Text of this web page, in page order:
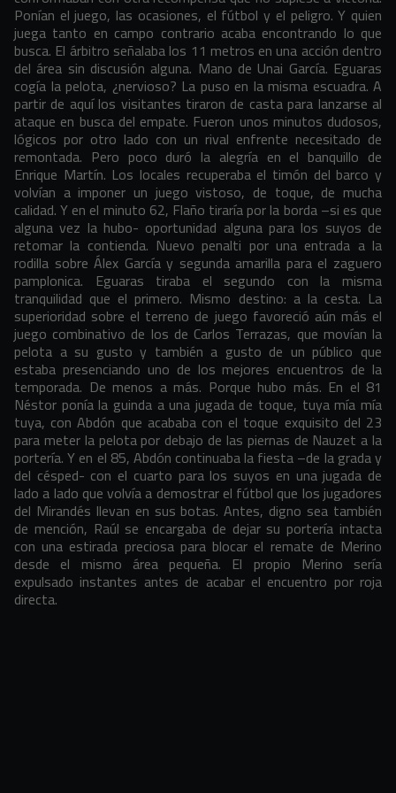
Ponían el juego, las ocasiones, el fútbol y el peligro. Y quien
juega tanto en campo contrario acaba encontrando lo que
busca. El árbitro señalaba los 11 metros en una acción dentro
del área sin discusión alguna. Mano de Unai García. Eguaras
cogía la pelota, ¿nervioso? La puso en la misma escuadra. A
partir de aquí los visitantes tiraron de casta para lanzarse al
ataque en busca del empate. Fueron unos minutos dudosos,
lógicos por otro lado con un rival enfrente necesitado de
remontada. Pero poco duró la alegría en el banquillo de
Enrique Martín. Los locales recuperaba el timón del barco y
volvían a imponer un juego vistoso, de toque, de mucha
calidad. Y en el minuto 62, Flaño tiraría por la borda –si es que
alguna vez la hubo- oportunidad alguna para los suyos de
retomar la contienda. Nuevo penalti por una entrada a la
rodilla sobre Álex García y segunda amarilla para el zaguero
pamplonica. Eguaras tiraba el segundo con la misma
tranquilidad que el primero. Mismo destino: a la cesta. La
superioridad sobre el terreno de juego favoreció aún más el
juego combinativo de los de Carlos Terrazas, que movían la
pelota a su gusto y también a gusto de un público que
estaba presenciando uno de los mejores encuentros de la
temporada. De menos a más. Porque hubo más. En el 81
Néstor ponía la guinda a una jugada de toque, tuya mía mía
tuya, con Abdón que acababa con el toque exquisito del 23
para meter la pelota por debajo de las piernas de Nauzet a la
portería. Y en el 85, Abdón continuaba la fiesta –de la grada y
del césped- con el cuarto para los suyos en una jugada de
lado a lado que volvía a demostrar el fútbol que los jugadores
del Mirandés llevan en sus botas. Antes, digno sea también
de mención, Raúl se encargaba de dejar su portería intacta
con una estirada preciosa para blocar el remate de Merino
desde el mismo área pequeña. El propio Merino sería
expulsado instantes antes de acabar el encuentro por roja
directa.